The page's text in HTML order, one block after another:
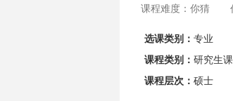
课程难度：你猜
选课类别： 专业
课程类别： 研究生
课程层次： 硕士